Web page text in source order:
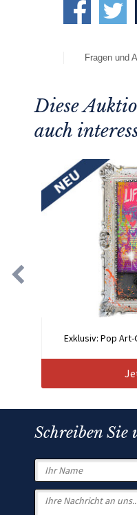
Fragen und
Diese
auch
Exklusiv: Pop
Schreiben Sie